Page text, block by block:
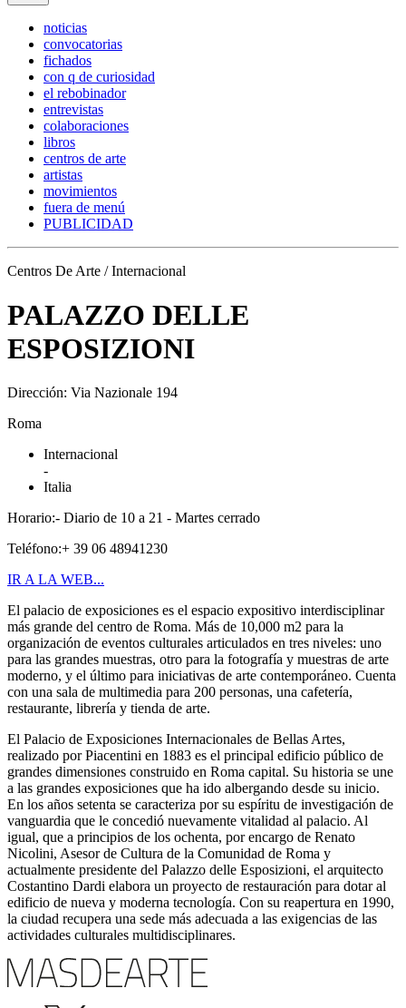
noticias
convocatorias
fichados
con q de curiosidad
el rebobinador
entrevistas
colaboraciones
libros
centros de arte
artistas
movimientos
fuera de menú
PUBLICIDAD
Centros De Arte / Internacional
PALAZZO DELLE
ESPOSIZIONI
Dirección: Via Nazionale 194
Roma
Internacional
-
Italia
Horario:- Diario de 10 a 21 - Martes cerrado
Teléfono:+ 39 06 48941230
IR A LA WEB...
El palacio de exposiciones es el espacio expositivo interdisciplinar
más grande del centro de Roma. Más de 10,000 m2 para la
organización de eventos culturales articulados en tres niveles: uno
para las grandes muestras, otro para la fotografía y muestras de arte
moderno, y el último para iniciativas de arte contemporáneo. Cuenta
con una sala de multimedia para 200 personas, una cafetería,
restaurante, librería y tienda de arte.
El Palacio de Exposiciones Internacionales de Bellas Artes,
realizado por Piacentini en 1883 es el principal edificio público de
grandes dimensiones construido en Roma capital. Su historia se une
a las grandes exposiciones que ha ido albergando desde su inicio.
En los años setenta se caracteriza por su espíritu de investigación de
vanguardia que le concedió nuevamente vitalidad al palacio. Al
igual, que a principios de los ochenta, por encargo de Renato
Nicolini, Asesor de Cultura de la Comunidad de Roma y
actualmente presidente del Palazzo delle Esposizioni, el arquitecto
Costantino Dardi elabora un proyecto de restauración para dotar al
edificio de nueva y moderna tecnología. Con su reapertura en 1990,
la ciudad recupera una sede más adecuada a las exigencias de las
actividades culturales multidisciplinares.